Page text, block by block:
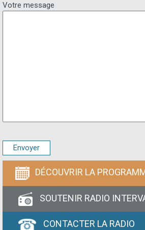
Votre message
DÉCOUVRIR LA
SOUTENIR RADIO
CONTACTER LA RADIO